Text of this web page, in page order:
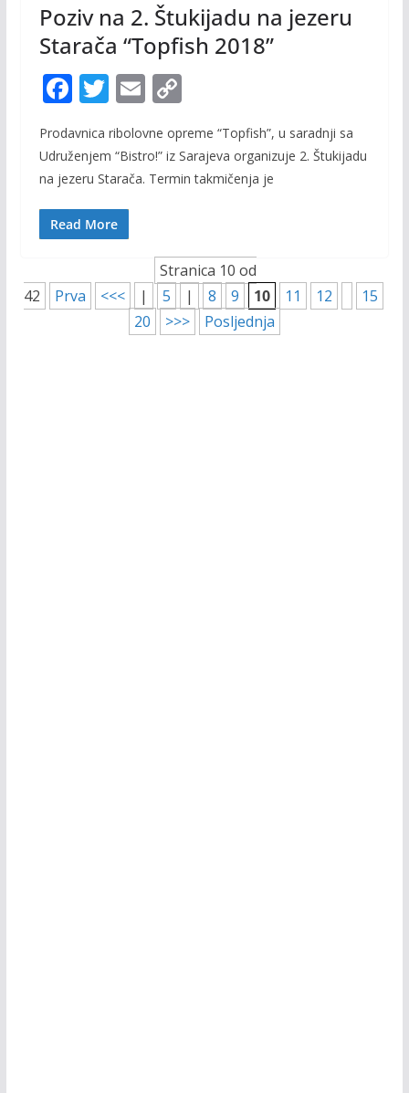
Poziv na 2. Štukijadu na jezeru
Starača “Topfish 2018”
F
e
b
o
o
T
w
itt
er
E
ai
l
C
p
y
k
Prodavnica ribolovne opreme “Topfish”, u saradnji sa
Udruženjem “Bistro!” iz Sarajeva organizuje 2. Štukijadu
na jezeru Starača. Termin takmičenja je
Read More
Stranica 10 od
42
Prva <<< | 5 | 8 9 10 11 12
15
20
>>> Posljednja